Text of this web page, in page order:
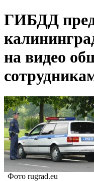
ГИБДД
на видео
Фото rugrad.eu